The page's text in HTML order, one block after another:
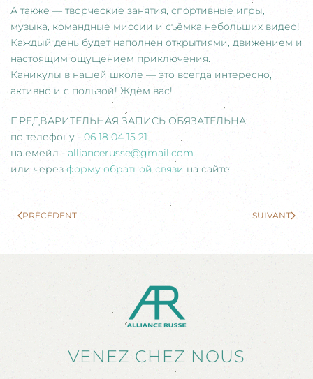
А также — творческие занятия, спортивные игры,
музыка, командные миссии и съёмка небольших видео!
Каждый день будет наполнен открытиями, движением и
настоящим ощущением приключения.
Каникулы в нашей школе — это всегда интересно,
активно и с пользой! Ждём вас!
ПРЕДВАРИТЕЛЬНАЯ ЗАПИСЬ ОБЯЗАТЕЛЬНА:
по телефону - 06 18 04 15 21
на емейл - alliancerusse@gmail.com
или через форму обратной связи на сайте
PRÉCÉDENT SUIVANT
VENEZ CHEZ NOUS